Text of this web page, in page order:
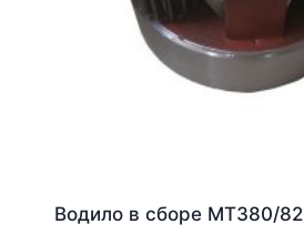
Водило в сборе МТЗ80/82